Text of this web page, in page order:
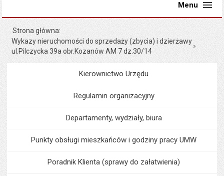
Menu
Strona główna
Wykazy nieruchomości do sprzedaży (zbycia) i dzierżawy
ul.Pilczycka 39a obr.Kozanów AM 7 dz.30/14
MenuUrząd Miejski
Kierownictwo Urzędu
Regulamin organizacyjny
Departamenty, wydziały, biura
Punkty obsługi mieszkańców i godziny pracy UMW
Poradnik Klienta (sprawy do załatwienia)